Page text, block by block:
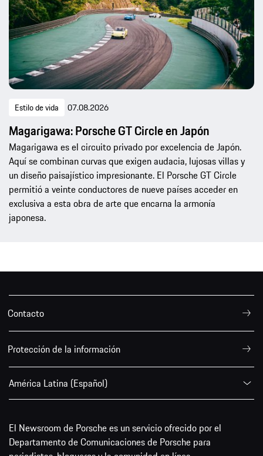
Estilo de vida 07.08.2026
Magarigawa: Porsche GT Circle en Japón
Magarigawa es el circuito privado por excelencia de Japón.
Aquí se combinan curvas que exigen audacia, lujosas villas y
un diseño paisajístico impresionante. El Porsche GT Circle
permitió a veinte conductores de nueve países acceder en
exclusiva a esta obra de arte que encarna la armonía
japonesa.
Contacto
Protección de la información
América Latina (Español)
El Newsroom de Porsche es un servicio ofrecido por el
Departamento de Comunicaciones de Porsche para